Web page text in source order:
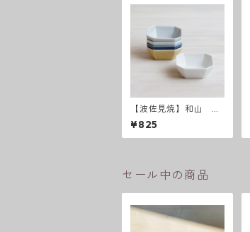
【波佐見焼】和山 八
¥825
セール中の商品